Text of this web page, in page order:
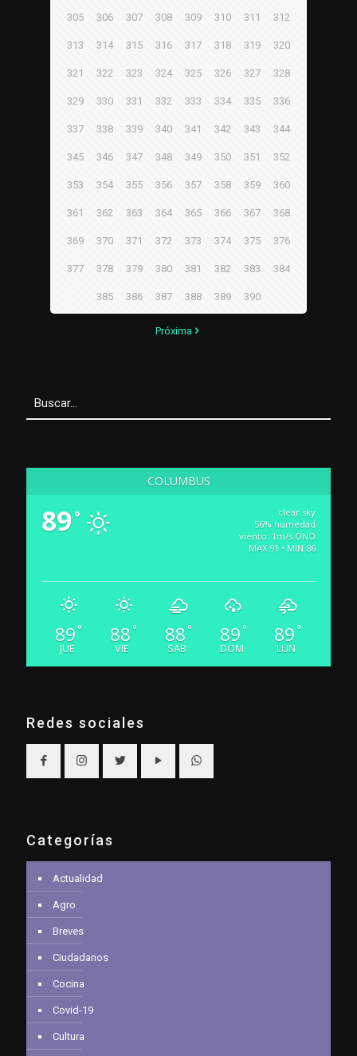
305 306 307 308 309 310 311 312
313 314 315 316 317 318 319 320
321 322 323 324 325 326 327 328
329 330 331 332 333 334 335 336
337 338 339 340 341 342 343 344
345 346 347 348 349 350 351 352
353 354 355 356 357 358 359 360
361 362 363 364 365 366 367 368
369 370 371 372 373 374 375 376
377 378 379 380 381 382 383 384
385 386 387 388 389 390
Próxima
COLUMBUS
89°
clear sky
56% humedad
viento: 1m/s ONO
MAX 91 • MIN 86
89 °
JUE
88 °
VIE
88 °
SAB
89 °
DOM
89 °
LUN
Redes sociales
Categorías
Actualidad
Agro
Breves
Ciudadanos
Cocina
Covid-19
Cultura